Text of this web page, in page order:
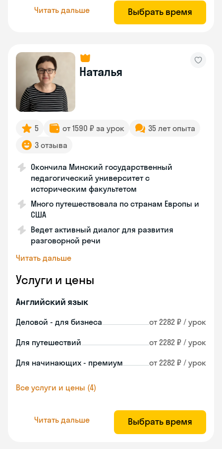
Читать дальше Выбрать время
Наталья
5 от 1590 ₽ за урок
35 лет опыта
3 отзыва
Окончила Минский государственный
педагогический университет с
историческим факультетом
Много путешествовала по странам Европы и
США
Ведет активный диалог для развития
разговорной речи
Читать дальше
Услуги и цены
Английский язык
Деловой - для бизнеса от 2282 ₽ / урок
Для путешествий от 2282 ₽ / урок
Для начинающих - премиум от 2282 ₽ / урок
Все услуги и цены (4)
Читать дальше Выбрать время